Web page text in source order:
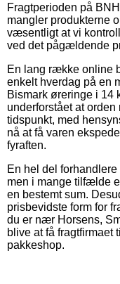
Fragtperioden på
mangler produkterne
væsentligt at vi
ved det pågældende
En lang række online
enkelt hverdag på en
Bismark øreringe i 14
underforstået at
tidspunkt, med
nå at få varen
fyraften.
En hel del
men i mange tilfælde
en bestemt sum.
prisbevidste form for
du er nær Horsens,
blive at få fragtfirmaet
pakkeshop.